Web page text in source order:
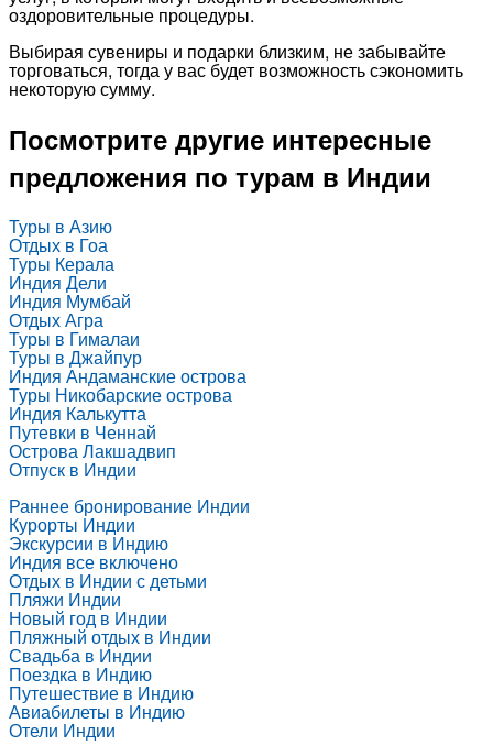
оздоровительные процедуры.
Выбирая сувениры и подарки близким, не забывайте
торговаться, тогда у вас будет возможность сэкономить
некоторую сумму.
Посмотрите другие интересные
предложения по турам в Индии
Туры в Азию
Отдых в Гоа
Туры Керала
Индия Дели
Индия Мумбай
Отдых Агра
Туры в Гималаи
Туры в Джайпур
Индия Андаманские острова
Туры Никобарские острова
Индия Калькутта
Путевки в Ченнай
Острова Лакшадвип
Отпуск в Индии
Раннее бронирование Индии
Курорты Индии
Экскурсии в Индию
Индия все включено
Отдых в Индии с детьми
Пляжи Индии
Новый год в Индии
Пляжный отдых в Индии
Свадьба в Индии
Поездка в Индию
Путешествие в Индию
Авиабилеты в Индию
Отели Индии